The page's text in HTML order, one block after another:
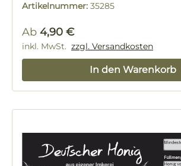
Artikelnummer: 35285
Regulärer Preis:
Ab 4,90 €
inkl. MwSt. zzgl. Versandkosten
In den Warenkorb